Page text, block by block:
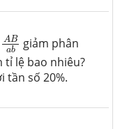
AB
ab
ABa b
giảm phân
tỉ lệ bao nhiêu?
tần số 20%.